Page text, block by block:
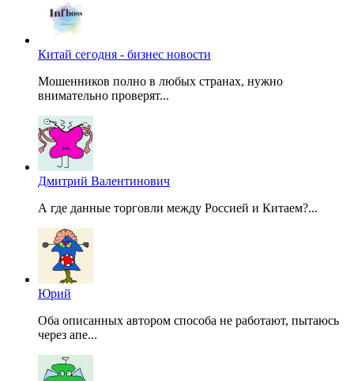
Китай сегодня - бизнес новости
Мошенников полно в любых странах, нужно
внимательно проверят...
Дмитрий Валентинович
А где данные торговли между Россией и Китаем?...
Юрий
Оба описанных автором способа не работают, пытаюсь
через апе...